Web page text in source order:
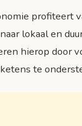
profiteert
lokaal en
hierop door
te